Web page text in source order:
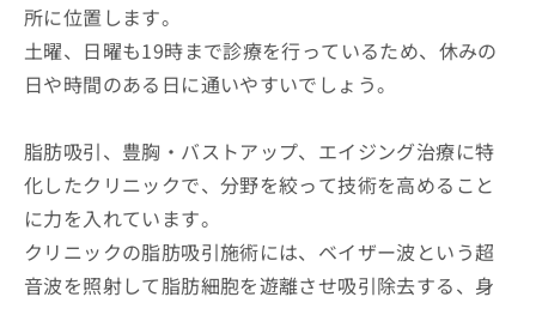
所に位置します。
土曜、日曜も19時まで診療を行っているため、休みの
日や時間のある日に通いやすいでしょう。
脂肪吸引、豊胸・バストアップ、エイジング治療に特
化したクリニックで、分野を絞って技術を高めること
に力を入れています。
クリニックの脂肪吸引施術には、ベイザー波という超
音波を照射して脂肪細胞を遊離させ吸引除去する、身